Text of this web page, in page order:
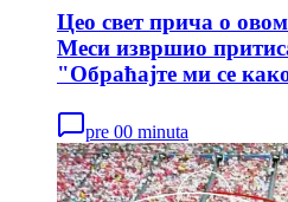
Цео свет прича о
Меси извршио
"Обраћајте ми се
pre 00 minuta